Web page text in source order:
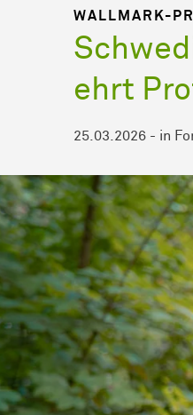
WALLMARK-
ehrt
25.03.2026 - in